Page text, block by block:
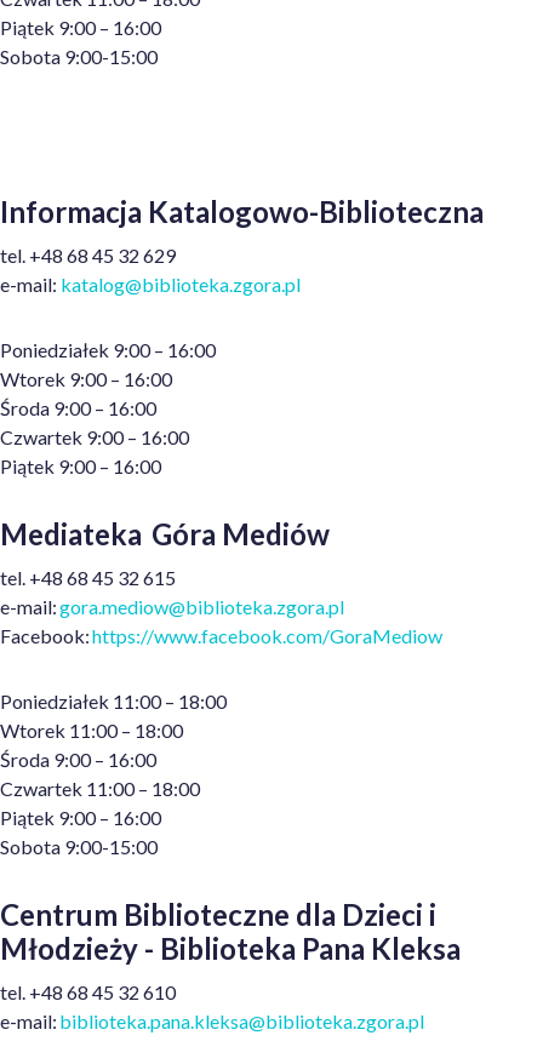
Piątek 9:00 – 16:00
Sobota 9:00-15:00
Informacja Katalogowo-Biblioteczna
tel. +48 68 45 32 629
e-mail: katalog@biblioteka.zgora.pl
Poniedziałek 9:00 – 16:00
Wtorek 9:00 – 16:00
Środa 9:00 – 16:00
Czwartek 9:00 – 16:00
Piątek 9:00 – 16:00
Mediateka Góra Mediów
tel. +48 68 45 32 615
e-mail:gora.mediow@biblioteka.zgora.pl
Facebook:https://www.facebook.com/GoraMediow
Poniedziałek 11:00 – 18:00
Wtorek 11:00 – 18:00
Środa 9:00 – 16:00
Czwartek 11:00 – 18:00
Piątek 9:00 – 16:00
Sobota 9:00-15:00
Centrum Biblioteczne dla Dzieci i
Młodzieży - Biblioteka Pana Kleksa
tel. +48 68 45 32 610
e-mail: biblioteka.pana.kleksa@biblioteka.zgora.pl